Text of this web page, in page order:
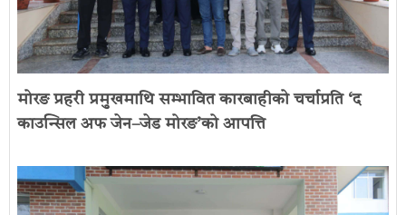
मोरङ प्रहरी प्रमुखमाथि सम्भावित कारबाहीको चर्चाप्रति ‘द
काउन्सिल अफ जेन–जेड मोरङ’को आपत्ति